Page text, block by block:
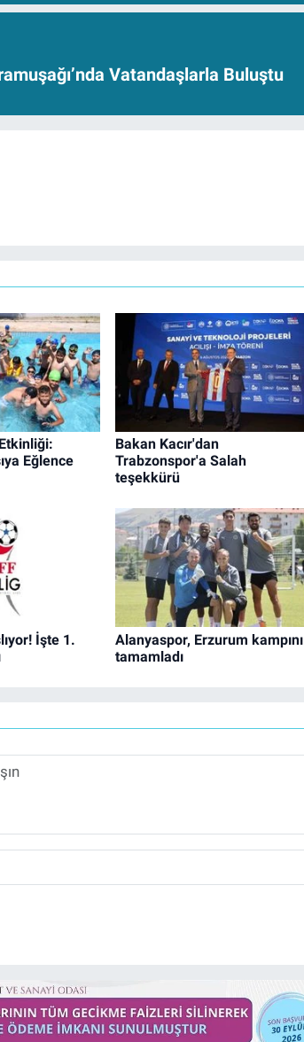
Vatandaşlarla Buluştu
Eğlence
Bakan Kacır'dan
Trabzonspor'a Salah
teşekkürü
İşte 1.
Alanyaspor, Erzurum kampını
tamamladı